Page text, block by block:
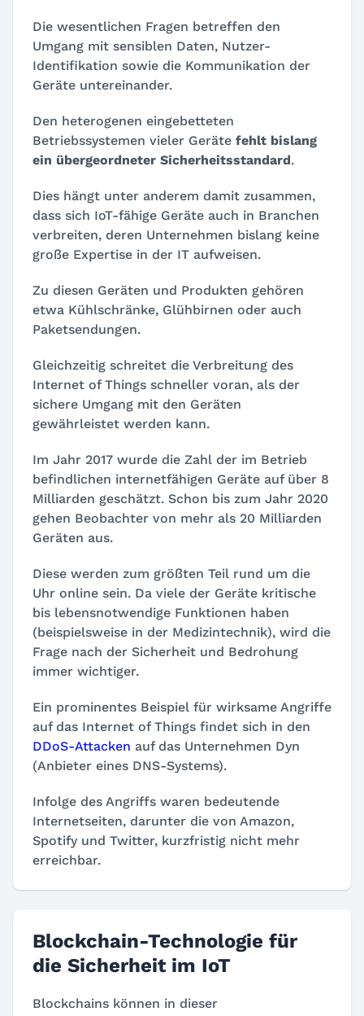
Die wesentlichen Fragen betreffen den
Umgang mit sensiblen Daten, Nutzer-
Identifikation sowie die Kommunikation der
Geräte untereinander.
Den heterogenen eingebetteten
Betriebssystemen vieler Geräte fehlt bislang
ein übergeordneter Sicherheitsstandard.
Dies hängt unter anderem damit zusammen,
dass sich IoT-fähige Geräte auch in Branchen
verbreiten, deren Unternehmen bislang keine
große Expertise in der IT aufweisen.
Zu diesen Geräten und Produkten gehören
etwa Kühlschränke, Glühbirnen oder auch
Paketsendungen.
Gleichzeitig schreitet die Verbreitung des
Internet of Things schneller voran, als der
sichere Umgang mit den Geräten
gewährleistet werden kann.
Im Jahr 2017 wurde die Zahl der im Betrieb
befindlichen internetfähigen Geräte auf über 8
Milliarden geschätzt. Schon bis zum Jahr 2020
gehen Beobachter von mehr als 20 Milliarden
Geräten aus.
Diese werden zum größten Teil rund um die
Uhr online sein. Da viele der Geräte kritische
bis lebensnotwendige Funktionen haben
(beispielsweise in der Medizintechnik), wird die
Frage nach der Sicherheit und Bedrohung
immer wichtiger.
Ein prominentes Beispiel für wirksame Angriffe
auf das Internet of Things findet sich in den
DDoS-Attacken auf das Unternehmen Dyn
(Anbieter eines DNS-Systems).
Infolge des Angriffs waren bedeutende
Internetseiten, darunter die von Amazon,
Spotify und Twitter, kurzfristig nicht mehr
erreichbar.
Blockchain-Technologie für
die Sicherheit im IoT
Blockchains können in dieser